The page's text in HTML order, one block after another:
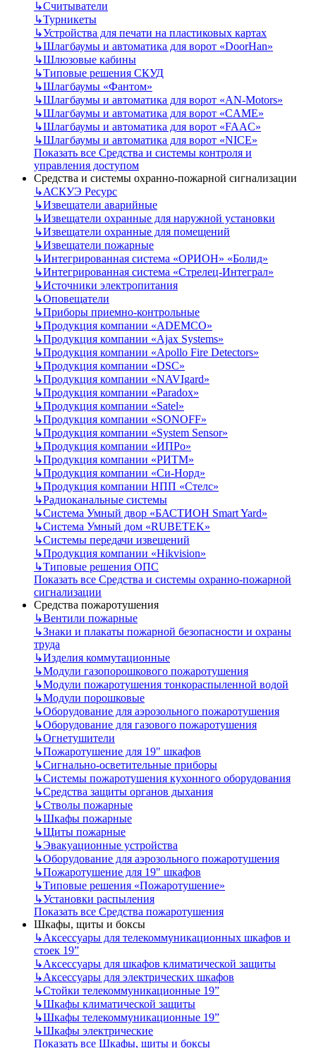
↳Считыватели
↳Турникеты
↳Устройства для печати на пластиковых картах
↳Шлагбаумы и автоматика для ворот «DoorHan»
↳Шлюзовые кабины
↳Типовые решения СКУД
↳Шлагбаумы «Фантом»
↳Шлагбаумы и автоматика для ворот «AN-Motors»
↳Шлагбаумы и автоматика для ворот «CAME»
↳Шлагбаумы и автоматика для ворот «FAAC»
↳Шлагбаумы и автоматика для ворот «NICE»
Показать все Средства и системы контроля и
управления доступом
Средства и системы охранно-пожарной сигнализации
↳АСКУЭ Ресурс
↳Извещатели аварийные
↳Извещатели охранные для наружной установки
↳Извещатели охранные для помещений
↳Извещатели пожарные
↳Интегрированная система «ОРИОН» «Болид»
↳Интегрированная система «Стрелец-Интеграл»
↳Источники электропитания
↳Оповещатели
↳Приборы приемно-контрольные
↳Продукция компании «ADEMCO»
↳Продукция компании «Ajax Systems»
↳Продукция компании «Apollo Fire Detectors»
↳Продукция компании «DSC»
↳Продукция компании «NAVIgard»
↳Продукция компании «Paradox»
↳Продукция компании «Satel»
↳Продукция компании «SONOFF»
↳Продукция компании «System Sensor»
↳Продукция компании «ИПРо»
↳Продукция компании «РИТМ»
↳Продукция компании «Си-Норд»
↳Продукция компании НПП «Стелс»
↳Радиоканальные системы
↳Система Умный двор «БАСТИОН Smart Yard»
↳Система Умный дом «RUBETEK»
↳Системы передачи извещений
↳Продукция компании «Hikvision»
↳Типовые решения ОПС
Показать все Средства и системы охранно-пожарной
сигнализации
Средства пожаротушения
↳Вентили пожарные
↳Знаки и плакаты пожарной безопасности и охраны
труда
↳Изделия коммутационные
↳Модули газопорошкового пожаротушения
↳Модули пожаротушения тонкораспыленной водой
↳Модули порошковые
↳Оборудование для аэрозольного пожаротушения
↳Оборудование для газового пожаротушения
↳Огнетушители
↳Пожаротушение для 19" шкафов
↳Сигнально-осветительные приборы
↳Системы пожаротушения кухонного оборудования
↳Средства защиты органов дыхания
↳Стволы пожарные
↳Шкафы пожарные
↳Щиты пожарные
↳Эвакуационные устройства
↳Оборудование для аэрозольного пожаротушения
↳Пожаротушение для 19" шкафов
↳Типовые решения «Пожаротушение»
↳Установки распыления
Показать все Средства пожаротушения
Шкафы, щиты и боксы
↳Аксессуары для телекоммуникационных шкафов и
стоек 19”
↳Аксессуары для шкафов климатической защиты
↳Аксессуары для электрических шкафов
↳Стойки телекоммуникационные 19”
↳Шкафы климатической защиты
↳Шкафы телекоммуникационные 19”
↳Шкафы электрические
Показать все Шкафы, щиты и боксы